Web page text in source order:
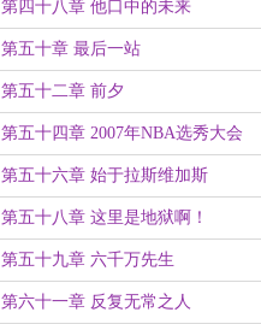
第四十八章 他口中的未来
第五十章 最后一站
第五十二章 前夕
第五十四章 2007年NBA选秀大会
第五十六章 始于拉斯维加斯
第五十八章 这里是地狱啊！
第五十九章 六千万先生
第六十一章 反复无常之人